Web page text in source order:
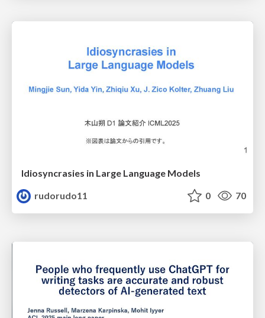
Idiosyncrasies in Large Language Models
rudorudo11
0 70